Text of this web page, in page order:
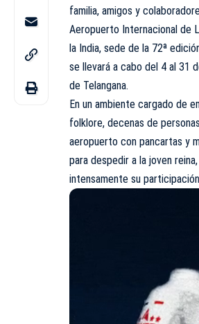
familia, amigos y
Aeropuerto Internacional de
la India, sede de la 72ª
se llevará a cabo del 4 al 31
de Telangana.
En un ambiente cargado de
folklore, decenas de
aeropuerto con pancartas y
para despedir a la joven
intensamente su